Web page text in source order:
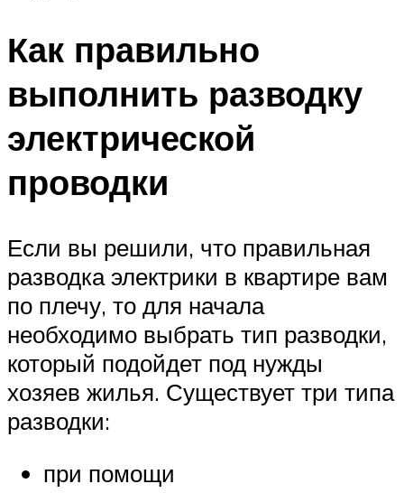
Как правильно
выполнить разводку
электрической
проводки
Если вы решили, что правильная
разводка электрики в квартире вам
по плечу, то для начала
необходимо выбрать тип разводки,
который подойдет под нужды
хозяев жилья. Существует три типа
разводки:
при помощи